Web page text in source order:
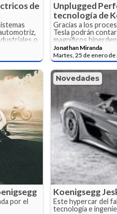
de
o
Unplugged
tecnología de
Gracias a los
Tesla podrán
magníficos
Jonathan Miranda
Martes, 25 de enero de
por el
Novedades
Koenigsegg
Este hypercar del
tecnología e